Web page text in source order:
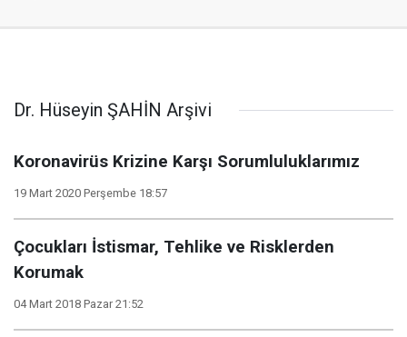
Dr. Hüseyin ŞAHİN Arşivi
Koronavirüs Krizine Karşı Sorumluluklarımız
19 Mart 2020 Perşembe 18:57
Çocukları İstismar, Tehlike ve Risklerden
Korumak
04 Mart 2018 Pazar 21:52